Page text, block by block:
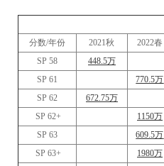
分数/年份
2021秋 2022春
SP 58
448.5万
SP 61
770.5万
SP 62
672.75万
SP 62+
1150万
SP 63
609.5万
SP 63+
1980万